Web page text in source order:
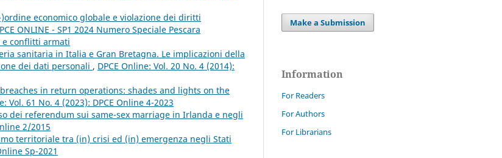
economico globale e violazione dei diritti
ONLINE - SP1 2024 Numero Speciale Pescara
conflitti armati
sanitaria in Italia e Gran Bretagna. Le implicazioni della
dei dati personali , DPCE Online: Vol. 20 No. 4 (2014):
in return operations: shades and lights on the
Vol. 61 No. 4 (2023): DPCE Online 4-2023
dei referendum sui same-sex marriage in Irlanda e negli
2/2015
territoriale tra (in) crisi ed (in) emergenza negli Stati
Sp-2021
Make a Submission
Information
For Readers
For Authors
For Librarians